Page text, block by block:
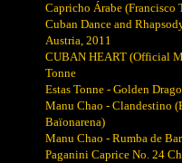
Capricho Árabe (Francisco
Cuban Dance and
Austria, 2011
CUBAN HEART (Official
Tonne
Estas Tonne - Golden
Manu Chao - Clandestino
Baïonarena)
Manu Chao - Rumba de
Paganini Caprice No. 24